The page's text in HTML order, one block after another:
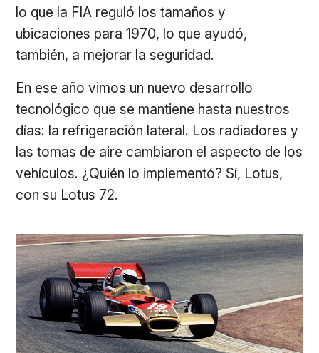
lo que la FIA reguló los tamaños y
ubicaciones para 1970, lo que ayudó,
también, a mejorar la seguridad.
En ese año vimos un nuevo desarrollo
tecnológico que se mantiene hasta nuestros
días: la refrigeración lateral. Los radiadores y
las tomas de aire cambiaron el aspecto de los
vehículos. ¿Quién lo implementó? Sí, Lotus,
con su Lotus 72.